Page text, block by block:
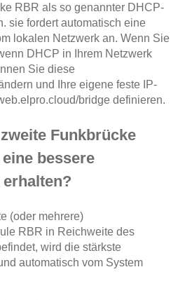
RBR als so genannter DHCP-
sie fordert automatisch eine
lokalen Netzwerk an. Wenn Sie
DHCP in Ihrem Netzwerk
Sie diese
und Ihre eigene feste IP-
bridge definieren.
Funkbrücke
bessere
(oder mehrere)
RBR in Reichweite des
wird die stärkste
automatisch vom System